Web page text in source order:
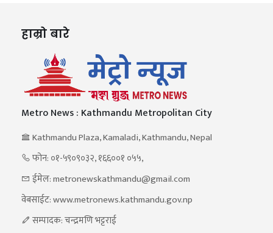
हाम्रो बारे
Metro News : Kathmandu Metropolitan City
Kathmandu Plaza, Kamaladi, Kathmandu, Nepal
फोन: ०१-५९०९०३२, १६६००१ ०५५,
ईमेल: metronewskathmandu@gmail.com
वेबसाईट: www.metronews.kathmandu.gov.np
सम्पादक: चन्द्रमणि भट्टराई